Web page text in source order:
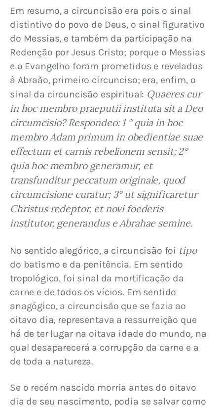
Em resumo, a circuncisão era pois o sinal
distintivo do povo de Deus, o sinal figurativo
do Messias, e também da participação na
Redenção por Jesus Cristo; porque o Messias
e o Evangelho foram prometidos e revelados
à Abraão, primeiro circunciso; era, enfim, o
sinal da circuncisão espiritual: Quaeres cur
in hoc membro praeputii instituta sit a Deo
circumcisio? Respondeo: 1 ° quia in hoc
membro Adam primum in obedientiae suae
effectum et carnis rebelionem sensit; 2°
quia hoc membro generamur, et
transfunditur peccatum originale, quod
circumcisione curatur; 3° ut significaretur
Christus redeptor, et novi foederis
institutor, generandus e Abrahae semine.
No sentido alegórico, a circuncisão foi tipo
do batismo e da penitência. Em sentido
tropológico, foi sinal da mortificação da
carne e de todos os vícios. Em sentido
anagógico, a circuncisão que se fazia ao
oitavo dia, representava a ressurreição que
há de ter lugar na oitava idade do mundo, na
qual desaparecerá a corrupção da carne e a
de toda a natureza.
Se o recém nascido morria antes do oitavo
dia de seu nascimento, podia se salvar como